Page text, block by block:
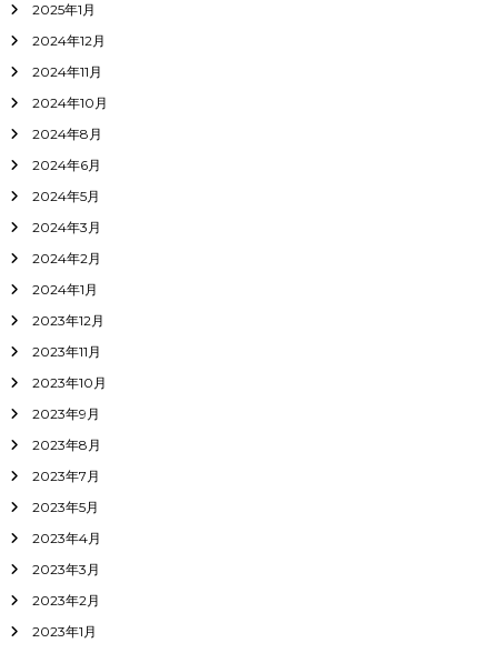
2025年1月
2024年12月
2024年11月
2024年10月
2024年8月
2024年6月
2024年5月
2024年3月
2024年2月
2024年1月
2023年12月
2023年11月
2023年10月
2023年9月
2023年8月
2023年7月
2023年5月
2023年4月
2023年3月
2023年2月
2023年1月